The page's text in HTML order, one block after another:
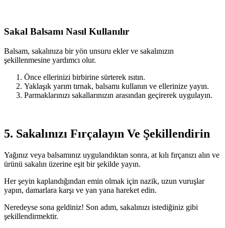
Sakal Balsamı Nasıl Kullanılır
Balsam, sakalınıza bir yön unsuru ekler ve sakalınızın
şekillenmesine yardımcı olur.
Önce ellerinizi birbirine sürterek ısıtın.
Yaklaşık yarım tırnak, balsamı kullanın ve ellerinize yayın.
Parmaklarınızı sakallarınızın arasından geçirerek uygulayın.
5. Sakalınızı Fırçalayın Ve Şekillendirin
Yağınız veya balsamınız uygulandıktan sonra, at kılı fırçanızı alın ve
ürünü sakalın üzerine eşit bir şekilde yayın.
Her şeyin kaplandığından emin olmak için nazik, uzun vuruşlar
yapın, damarlara karşı ve yan yana hareket edin.
Neredeyse sona geldiniz! Son adım, sakalınızı istediğiniz gibi
şekillendirmektir.